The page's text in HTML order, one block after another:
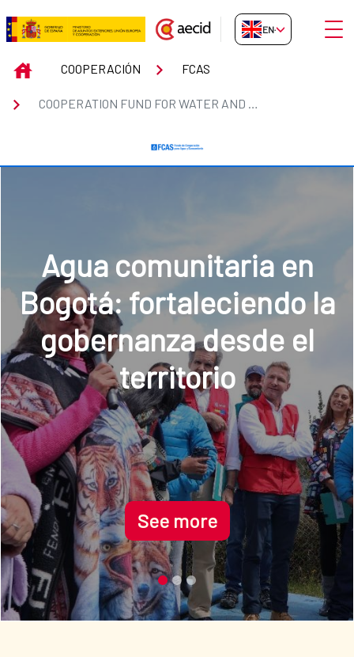
Skip to Main Content
COOPERATION FUND FOR
EN-GB
INICIOCOOPERACIÓN FCAS
COOPERATION FUND FOR WATER AND SANITATION. (FCAS)
Diálogos sobre agua,
género y desarrollo
urbano
See more